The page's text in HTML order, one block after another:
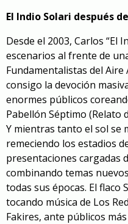
El Indio Solari después
Desde el 2003, Carlos “El
escenarios al frente de
Fundamentalistas del
consigo la devoción
enormes públicos
Pabellón Séptimo (Relato
Y mientras tanto el sol se
remeciendo los estadios
presentaciones cargadas
combinando temas
todas sus épocas. El flaco
tocando música de Los
Fakires, ante públicos